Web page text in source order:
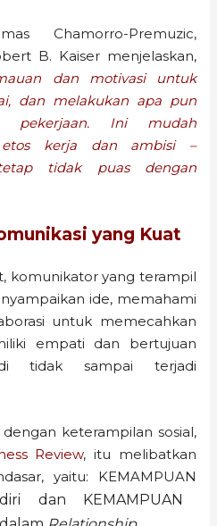
Chamorro-Premuzic,
B. Kaiser menjelaskan,
dan motivasi untuk
dan melakukan apa pun
pekerjaan. Ini mudah
etos kerja dan ambisi –
tidak puas dengan
yang Kuat
komunikator yang terampil
ide, memahami
untuk memecahkan
empati dan bertujuan
tidak sampai terjadi
keterampilan sosial,
Review, itu melibatkan
yaitu: KEMAMPUAN
dan KEMAMPUAN